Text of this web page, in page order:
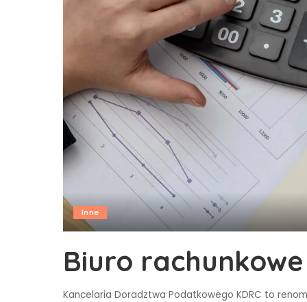
Inne
Biuro rachunkowe
Kancelaria Doradztwa Podatkowego KDRC to